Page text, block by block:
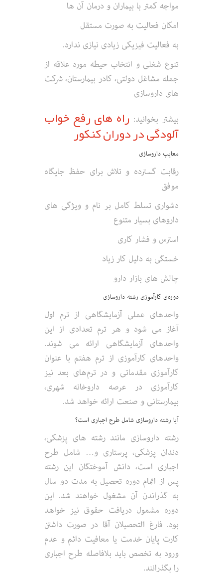
مواجه کمتر با بیماران و درمان آن ها
امکان فعالیت به صورت مستقل
به فعالیت فیزیکی زیادی نیازی ندارد.
تنوع شغلی و انتخاب حیطه مورد علاقه از
جمله مشاغل دولتی، کادر بیمارستان، شرکت
های داروسازی
بیشتر بخوانید: راه های رفع خواب
آلودگی در دوران کنکور
معایب داروسازی
رقابت گسترده و تلاش برای حفظ جایگاه
موفق
دشواری تسلط کامل بر نام و ویژگی های
داروهای بسیار متنوع
استرس و فشار کاری
خستگی به دلیل کار زیاد
چالش های بازار دارو
دوره‌ی کارآموزی رشته داروسازی
واحدهای عملی آزمایشگاهی از ترم اول
آغاز می شود و هر ترم تعدادی از این
واحدهای آزمایشگاهی ارائه می شوند.
واحدهای کارآموزی از ترم هفتم با عنوان
کارآموزی مقدماتی و در ترم‌های بعد نیز
کارآموزی در عرصه داروخانه شهری،
بیمارستانی و صنعت ارائه خواهد شد.
آیا رشته داروسازی شامل طرح اجباری است؟
رشته داروسازی مانند رشته های پزشکی،
دندان پزشکی، پرستاری و… شامل طرح
اجباری است، دانش آموختگان این رشته
پس از اتمام دوره تحصیل به مدت دو سال
به گذراندن آن مشغول خواهند شد. این
دوره مشمول دریافت حقوق نیز خواهد
بود. فارغ التحصیلان آقا در صورت داشتن
کارت پایان خدمت یا معافیت دائم و عدم
ورود به تخصص باید بلافاصله طرح اجباری
را بگذرانند.